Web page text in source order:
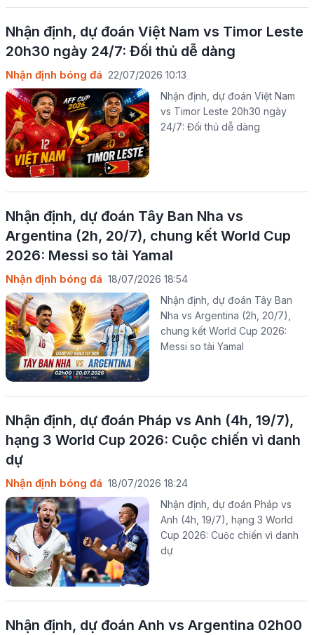
Nhận định, dự đoán Việt Nam vs Timor Leste
20h30 ngày 24/7: Đối thủ dễ dàng
Nhận định bóng đá 22/07/2026 10:13
Nhận định, dự đoán Việt Nam
vs Timor Leste 20h30 ngày
24/7: Đối thủ dễ dàng
Nhận định, dự đoán Tây Ban Nha vs
Argentina (2h, 20/7), chung kết World Cup
2026: Messi so tài Yamal
Nhận định bóng đá 18/07/2026 18:54
Nhận định, dự đoán Tây Ban
Nha vs Argentina (2h, 20/7),
chung kết World Cup 2026:
Messi so tài Yamal
Nhận định, dự đoán Pháp vs Anh (4h, 19/7),
hạng 3 World Cup 2026: Cuộc chiến vì danh
dự
Nhận định bóng đá 18/07/2026 18:24
Nhận định, dự đoán Pháp vs
Anh (4h, 19/7), hạng 3 World
Cup 2026: Cuộc chiến vì danh
dự
Nhận định, dự đoán Anh vs Argentina 02h00